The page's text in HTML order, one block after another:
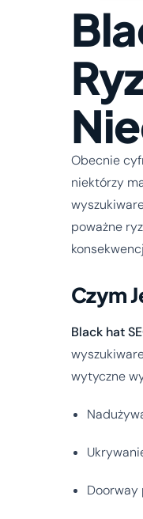
Obecnie
niektórzy
poważne
Czym
Black hat
wytyczne
Doorway